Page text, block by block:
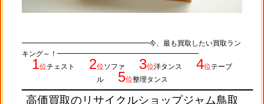
━━━━━━━━━━━━━━━━━━今、最も買取したい買取ラン
キング～！━━━━━━━━━━━━━━━━━━━━
1位チェスト 2位ソファ 3位洋タンス 4位テーブ
ル
5位整理タンス
━━━━━━━━━━━━━━━━━━━━━━━━━━━━━━━━━━━━━━━━━━━━━━━━━━━━━━━━
高価買取のリサイクルショップジャム鳥取